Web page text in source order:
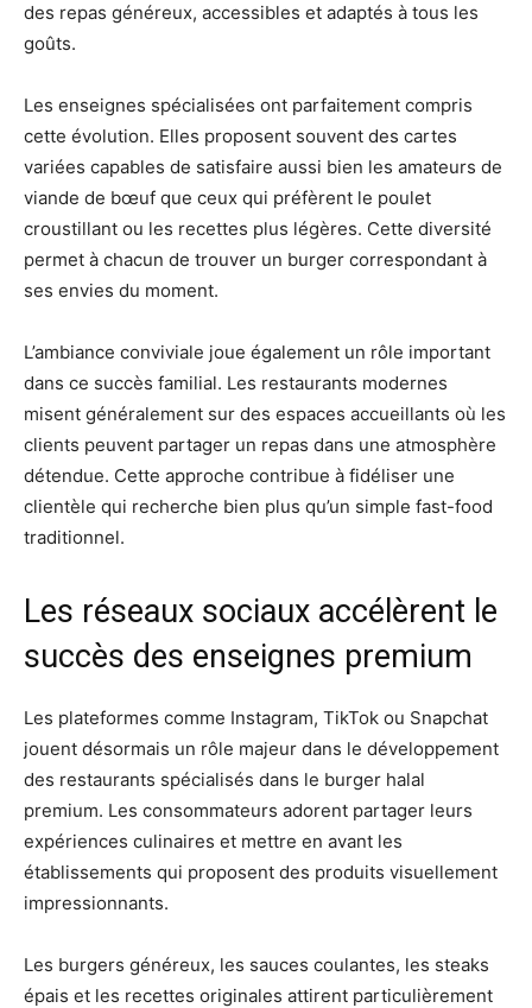
des repas généreux, accessibles et adaptés à tous les
goûts.
Les enseignes spécialisées ont parfaitement compris
cette évolution. Elles proposent souvent des cartes
variées capables de satisfaire aussi bien les amateurs de
viande de bœuf que ceux qui préfèrent le poulet
croustillant ou les recettes plus légères. Cette diversité
permet à chacun de trouver un burger correspondant à
ses envies du moment.
L’ambiance conviviale joue également un rôle important
dans ce succès familial. Les restaurants modernes
misent généralement sur des espaces accueillants où les
clients peuvent partager un repas dans une atmosphère
détendue. Cette approche contribue à fidéliser une
clientèle qui recherche bien plus qu’un simple fast-food
traditionnel.
Les réseaux sociaux accélèrent le
succès des enseignes premium
Les plateformes comme Instagram, TikTok ou Snapchat
jouent désormais un rôle majeur dans le développement
des restaurants spécialisés dans le burger halal
premium. Les consommateurs adorent partager leurs
expériences culinaires et mettre en avant les
établissements qui proposent des produits visuellement
impressionnants.
Les burgers généreux, les sauces coulantes, les steaks
épais et les recettes originales attirent particulièrement